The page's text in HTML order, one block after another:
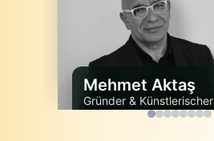
Mehmet Aktaş
Gründer & Künstlerischer